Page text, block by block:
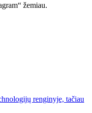
žemiau.
renginyje, tačiau